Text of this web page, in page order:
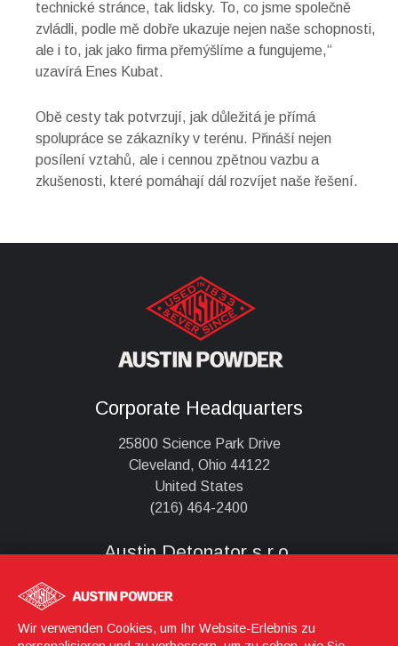
technické stránce, tak lidsky. To, co jsme společně
zvládli, podle mě dobře ukazuje nejen naše schopnosti,
ale i to, jak jako firma přemýšlíme a fungujeme,“
uzavírá Enes Kubat.
Obě cesty tak potvrzují, jak důležitá je přímá
spolupráce se zákazníky v terénu. Přináší nejen
posílení vztahů, ale i cennou zpětnou vazbu a
zkušenosti, které pomáhají dál rozvíjet naše řešení.
Corporate Headquarters
25800 Science Park Drive
Cleveland, Ohio 44122
United States
(216) 464-2400
Austin Detonator s.r.o.
Jasenice 712
Česká republika
Wir verwenden Cookies, um Ihr Website-Erlebnis zu